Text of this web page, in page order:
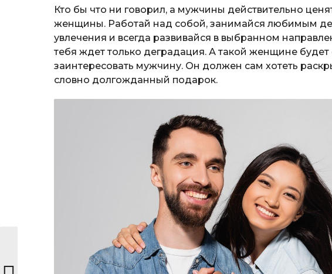
Кто бы что ни говорил, а мужчины действительно
женщины. Работай над собой, занимайся любимым
увлечения и всегда развивайся в выбранном
тебя ждет только деградация. А такой женщине
заинтересовать мужчину. Он должен сам хотеть
словно долгожданный подарок.